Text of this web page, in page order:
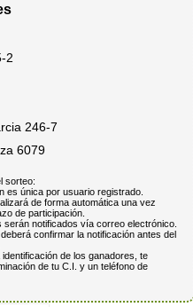
2
246-7
6079
sorteo:
es única por usuario registrado.
de forma automática una vez
de participación.
serán notificados vía correo electrónico.
confirmar la notificación antes del
identificación de los ganadores, te
de tu C.I. y un teléfono de